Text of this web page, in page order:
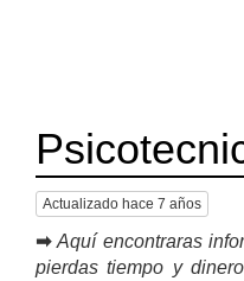
Actualizado hace 7 años
➡ Aquí encontraras
pierdas tiempo y